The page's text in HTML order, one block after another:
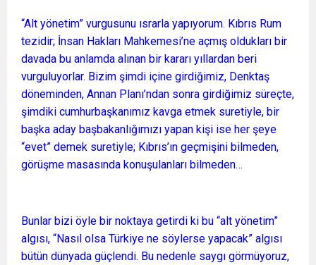
“Alt yönetim” vurgusunu ısrarla yapıyorum. Kıbrıs Rum
tezidir; İnsan Hakları Mahkemesi’ne açmış oldukları bir
davada bu anlamda alınan bir kararı yıllardan beri
vurguluyorlar. Bizim şimdi içine girdiğimiz, Denktaş
döneminden, Annan Planı’ndan sonra girdiğimiz süreçte,
şimdiki cumhurbaşkanımız kavga etmek suretiyle, bir
başka aday başbakanlığımızı yapan kişi ise her şeye
“evet” demek suretiyle; Kıbrıs’ın geçmişini bilmeden,
görüşme masasında konuşulanları bilmeden…
Bunlar bizi öyle bir noktaya getirdi ki bu “alt yönetim”
algısı, “Nasıl olsa Türkiye ne söylerse yapacak” algısı
bütün dünyada güçlendi. Bu nedenle saygı görmüyoruz,